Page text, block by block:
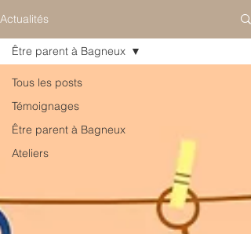
Actualités
Tous les posts
Témoignages
Être parent à Bagneux
Ateliers
Être parent à Bagneux